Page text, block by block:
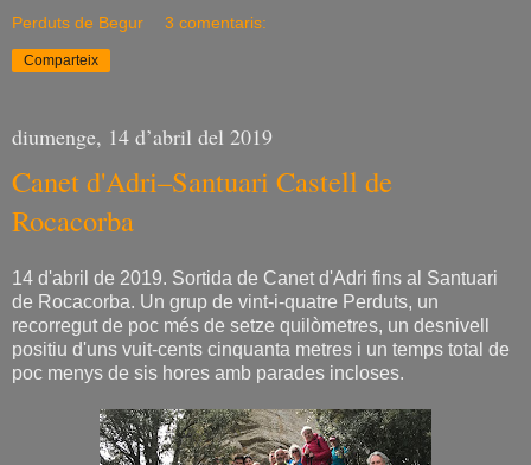
Perduts de Begur 3 comentaris:
Comparteix
diumenge, 14 d’abril del 2019
Canet d'Adri–Santuari Castell de
Rocacorba
14 d'abril de 2019. Sortida de Canet d'Adri fins al Santuari
de Rocacorba. Un grup de vint-i-quatre Perduts, un
recorregut de poc més de setze quilòmetres, un desnivell
positiu d'uns vuit-cents cinquanta metres i un temps total de
poc menys de sis hores amb parades incloses.